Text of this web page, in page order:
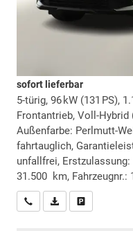
sofort lieferbar
5-türig, 96 kW (131 PS),
Frontantrieb, Voll-Hybrid
Außenfarbe: Perlmutt-
fahrtauglich,
unfallfrei,
31.500 km, Fahrzeugnr.:
Wir rufen Sie an
PDF-Datei,